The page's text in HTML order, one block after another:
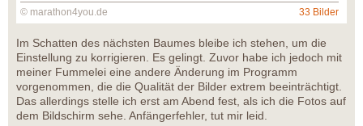
© marathon4you.de 33 Bilder
Im Schatten des nächsten Baumes bleibe ich stehen, um die
Einstellung zu korrigieren. Es gelingt. Zuvor habe ich jedoch mit
meiner Fummelei eine andere Änderung im Programm
vorgenommen, die die Qualität der Bilder extrem beeinträchtigt.
Das allerdings stelle ich erst am Abend fest, als ich die Fotos auf
dem Bildschirm sehe. Anfängerfehler, tut mir leid.